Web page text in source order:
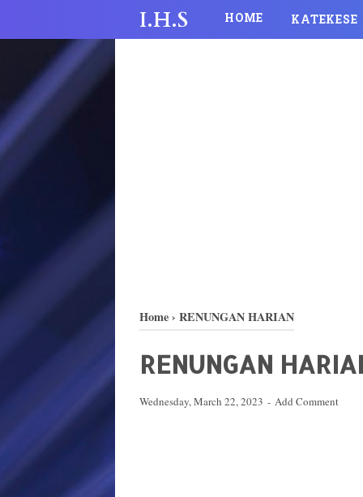
I.H.S HOME KATEKESE
Home› RENUNGAN HARIAN
RENUNGAN
Wednesday, March 22, 2023 Add Comment